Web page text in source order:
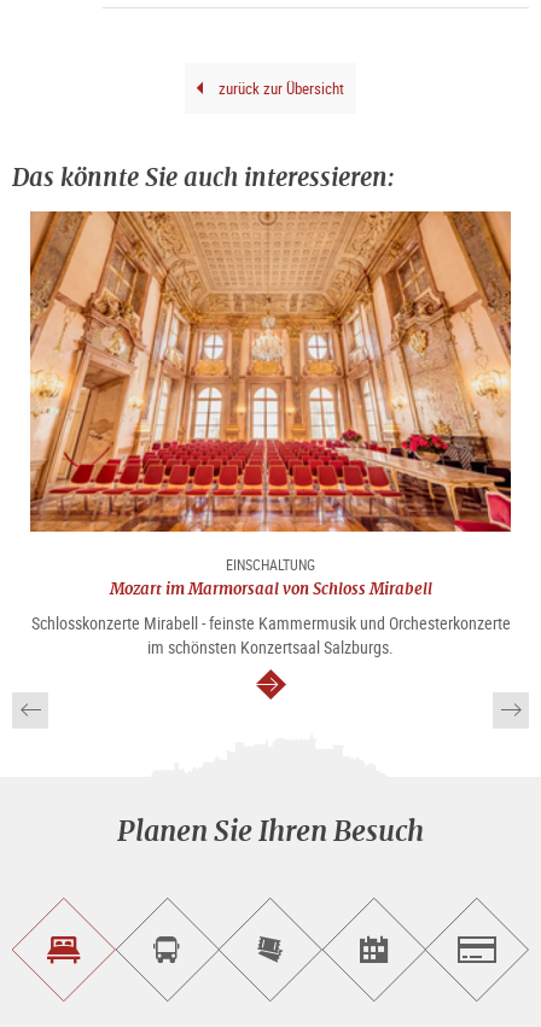
zurück zur Übersicht
Das könnte Sie auch interessieren:
EINSCHALTUNG
Mozart im Marmorsaal von Schloss Mirabell
Schlosskonzerte Mirabell - feinste Kammermusik und Orchesterkonzerte
im schönsten Konzertsaal Salzburgs.
weiter
Planen Sie Ihren Besuch
Unterkunft<br>findenSightseeing<br>Tour
buchen
Tickets
online<br>kaufen
Events<br>finden